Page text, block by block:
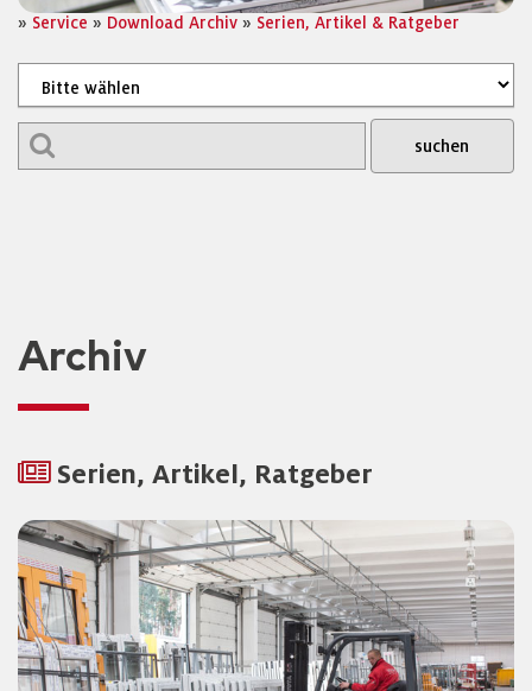
» Service » Download Archiv » Serien, Artikel & Ratgeber
Archiv
Serien, Artikel, Ratgeber